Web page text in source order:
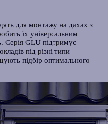
для монтажу на дахах з
їх універсальним
Серія GLU підтримує
під різні типи
підбір оптимального